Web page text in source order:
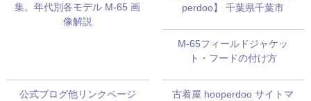
集。年代別各モデル M-65 画
像解説
perdoo】 千葉県千葉市
M-65フィールドジャケッ
ト・フードの付け方
公式ブログ他リンクページ 古着屋 hooperdoo サイトマ